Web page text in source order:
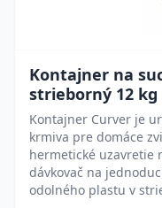
Kontajner na
strieborný 12 kg
Kontajner Curver je
krmiva pre domáce
hermetické uzavretie
dávkovač na
odolného plastu v